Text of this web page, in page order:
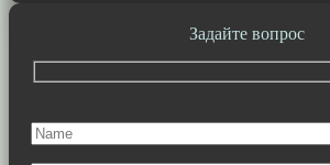
Задайте вопрос